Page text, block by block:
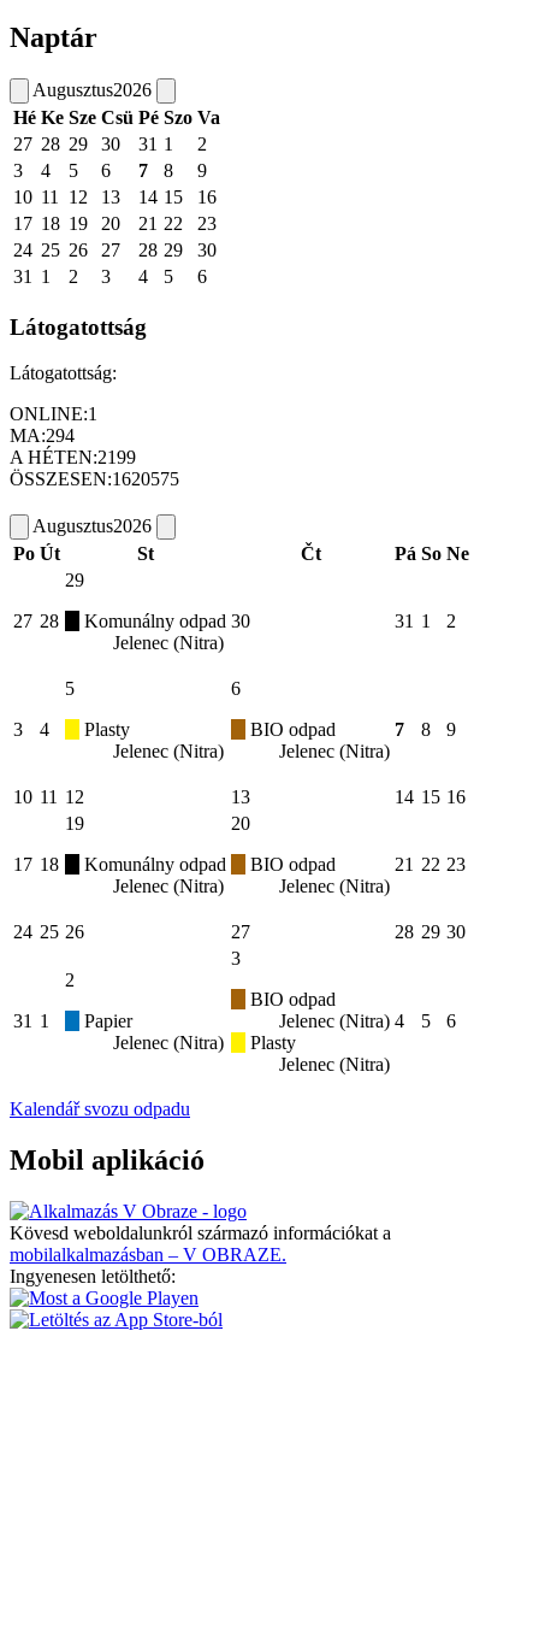
Naptár
Augusztus2026
Hé Ke Sze Csü Pé Szo Va
27 28 29 30 31 1
2
3
4 5 6 7 8
9
10 11 12 13 14 15
16
17 18 19 20 21 22
23
24 25 26 27 28 29
30
31
1 2 3 4 5 6
Látogatottság
Látogatottság:
ONLINE:1
MA:294
A HÉTEN:2199
ÖSSZESEN:1620575
Augusztus2026
Po Út St Čt Pá So Ne
27 28
29
Komunálny odpad
Jelenec (Nitra)
30 31 1 2
3 4
5
Plasty
Jelenec (Nitra)
6
BIO odpad
Jelenec (Nitra)
7 8 9
10 11 12 13 14 15 16
17 18
19
Komunálny odpad
Jelenec (Nitra)
20
BIO odpad
Jelenec (Nitra)
21 22 23
24 25 26 27 28 29 30
31 1
2
Papier
Jelenec (Nitra)
3
BIO odpad
Jelenec (Nitra)
Plasty
Jelenec (Nitra)
4 5 6
Kalendář svozu odpadu
Mobil aplikáció
Kövesd weboldalunkról származó információkat a
mobilalkalmazásban – V OBRAZE.
Ingyenesen letölthető: